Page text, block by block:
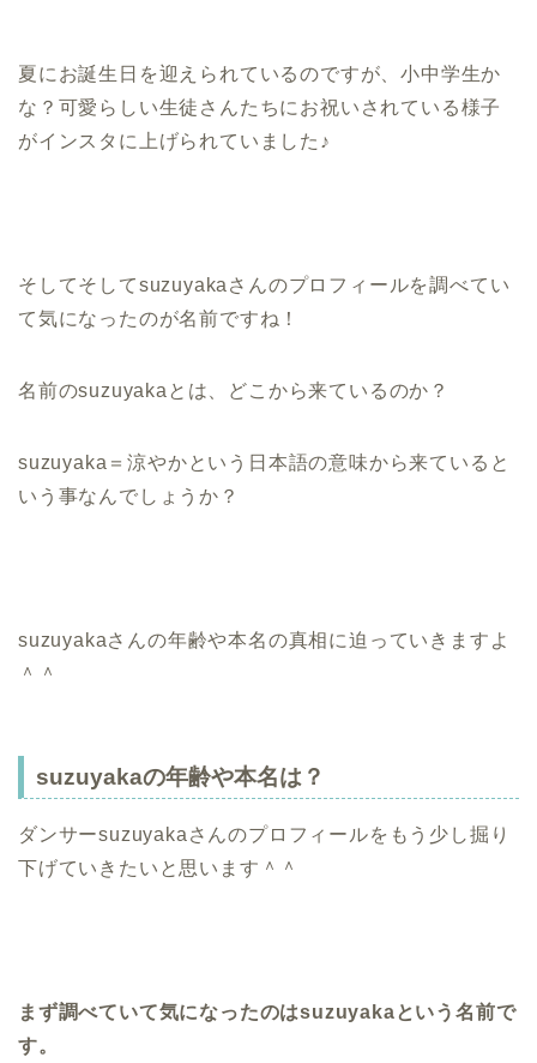
夏にお誕生日を迎えられているのですが、小中学生か
な？可愛らしい生徒さんたちにお祝いされている様子
がインスタに上げられていました♪
そしてそしてsuzuyakaさんのプロフィールを調べてい
て気になったのが名前ですね！
名前のsuzuyakaとは、どこから来ているのか？
suzuyaka＝涼やかという日本語の意味から来ていると
いう事なんでしょうか？
suzuyakaさんの年齢や本名の真相に迫っていきますよ
＾＾
suzuyakaの年齢や本名は？
ダンサーsuzuyakaさんのプロフィールをもう少し掘り
下げていきたいと思います＾＾
まず調べていて気になったのはsuzuyakaという名前で
す。